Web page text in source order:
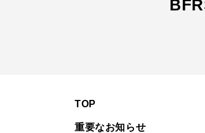
TOP
重要なお知らせ